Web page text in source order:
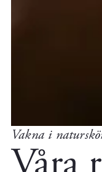
Vakna i